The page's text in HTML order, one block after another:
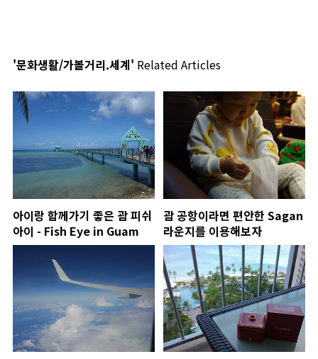
'문화생활/가볼거리.세계' Related Articles
아이랑 함께가기 좋은 괌 피쉬
아이 - Fish Eye in Guam
괌 공항이라면 편안한 Sagan
라운지를 이용해보자